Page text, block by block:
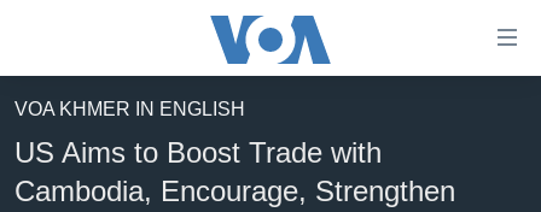
គេហទំព័រ​
រំលង​
និង​
អន្តរជាតិ
VOA KHMER IN ENGLISH
US Aims to Boost Trade with
Cambodia, Encourage, Strengthen